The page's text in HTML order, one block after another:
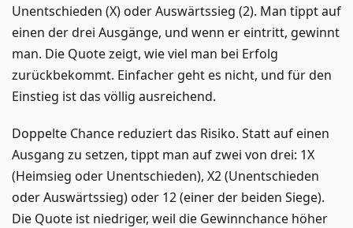
Unentschieden (X) oder Auswärtssieg (2). Man tippt auf
einen der drei Ausgänge, und wenn er eintritt, gewinnt
man. Die Quote zeigt, wie viel man bei Erfolg
zurückbekommt. Einfacher geht es nicht, und für den
Einstieg ist das völlig ausreichend.
Doppelte Chance reduziert das Risiko. Statt auf einen
Ausgang zu setzen, tippt man auf zwei von drei: 1X
(Heimsieg oder Unentschieden), X2 (Unentschieden
oder Auswärtssieg) oder 12 (einer der beiden Siege).
Die Quote ist niedriger, weil die Gewinnchance höher